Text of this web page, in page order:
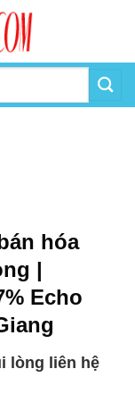
hóa
|
Echo
lòng liên hệ